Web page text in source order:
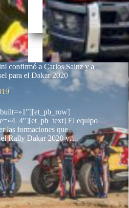
confirmó a Carlos Sainz y a
para el Dakar 2020
El equipo
las formaciones que
el Rally Dakar 2020 y…